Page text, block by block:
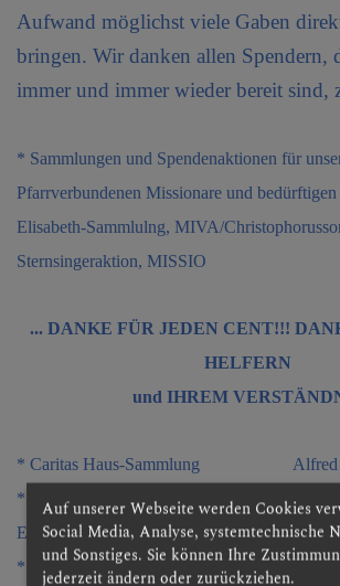
WER WIR SIND
GRUPPEN
PFARRKIRCHE
Aufwand möglichst viele Gaben
bringen. Wir danken allen Spendern,
immer und immer wieder bereit sind,
* Sammlungen und Spendenaktionen für
Pfarrverbundenen Missionare und
Elisabeth-Sammlulng, MIVA/
Sternsingeraktion, MISSIO
... DANKE FÜR JEDEN CENT!!!
HELFERN
und IHREM
* Caritas Haus-Sammlung Alfred
* Gedenkfeier Allerheiligen Rosina
Ebner
* Weihnachtsbesuche der Senioren Rosina
Auf unserer Webseite werden Cookies
Social Media, Analyse, systemtechnische
und Sonstiges. Sie können Ihre
jederzeit ändern oder zurückziehen.